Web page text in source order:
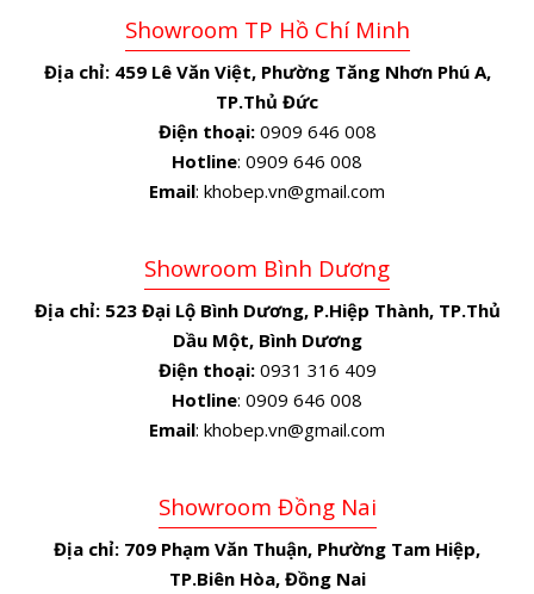
Showroom TP Hồ Chí Minh
Địa chỉ: 459 Lê Văn Việt, Phường Tăng Nhơn Phú A,
TP.Thủ Đức
Điện thoại:0909 646 008
Hotline: 0909 646 008
Email: khobep.vn@gmail.com
Showroom Bình Dương
Địa chỉ: 523 Đại Lộ Bình Dương, P.Hiệp Thành, TP.Thủ
Dầu Một, Bình Dương
Điện thoại:0931 316 409
Hotline: 0909 646 008
Email: khobep.vn@gmail.com
Showroom Đồng Nai
Địa chỉ: 709 Phạm Văn Thuận, Phường Tam Hiệp,
TP.Biên Hòa, Đồng Nai